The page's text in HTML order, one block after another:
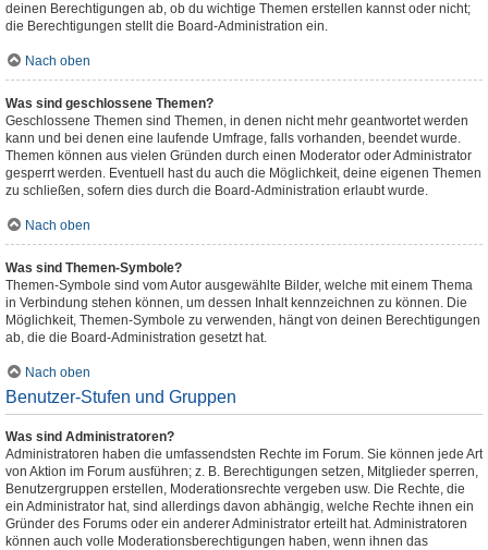
deinen Berechtigungen ab, ob du wichtige Themen erstellen kannst oder nicht;
die Berechtigungen stellt die Board-Administration ein.
Nach oben
Was sind geschlossene Themen?
Geschlossene Themen sind Themen, in denen nicht mehr geantwortet werden
kann und bei denen eine laufende Umfrage, falls vorhanden, beendet wurde.
Themen können aus vielen Gründen durch einen Moderator oder Administrator
gesperrt werden. Eventuell hast du auch die Möglichkeit, deine eigenen Themen
zu schließen, sofern dies durch die Board-Administration erlaubt wurde.
Nach oben
Was sind Themen-Symbole?
Themen-Symbole sind vom Autor ausgewählte Bilder, welche mit einem Thema
in Verbindung stehen können, um dessen Inhalt kennzeichnen zu können. Die
Möglichkeit, Themen-Symbole zu verwenden, hängt von deinen Berechtigungen
ab, die die Board-Administration gesetzt hat.
Nach oben
Benutzer-Stufen und Gruppen
Was sind Administratoren?
Administratoren haben die umfassendsten Rechte im Forum. Sie können jede Art
von Aktion im Forum ausführen; z. B. Berechtigungen setzen, Mitglieder sperren,
Benutzergruppen erstellen, Moderationsrechte vergeben usw. Die Rechte, die
ein Administrator hat, sind allerdings davon abhängig, welche Rechte ihnen ein
Gründer des Forums oder ein anderer Administrator erteilt hat. Administratoren
können auch volle Moderationsberechtigungen haben, wenn ihnen das